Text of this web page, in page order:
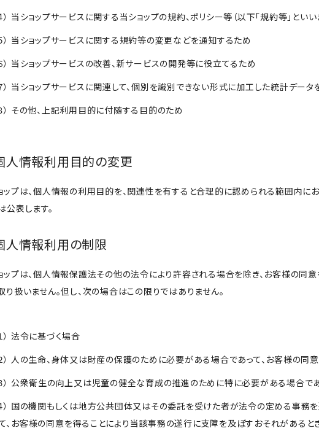
４） 当ショップサービスに関する当ショップの規約、ポリシー等（以下「規約等」と
５） 当ショップサービスに関する規約等の変更などを通知するため
６） 当ショップサービスの改善、新サービスの開発等に役立てるため
７） 当ショップサービスに関連して、個別を識別できない形式に加工した統計デー
８） その他、上記利用目的に付随する目的のため
人情報利用目的の変更
ップは、個人情報の利用目的を、関連性を有すると合理的に認められる範囲内に
公表します。
人情報利用の制限
ップは、個人情報保護法その他の法令により許容される場合を除き、お客様の同
り扱いません。但し、次の場合はこの限りではありません。
１） 法令に基づく場合
２） 人の生命、身体又は財産の保護のために必要がある場合であって、お客様の同
３） 公衆衛生の向上又は児童の健全な育成の推進のために特に必要がある場合で
４） 国の機関もしくは地方公共団体又はその委託を受けた者が法令の定める事
、お客様の同意を得ることにより当該事務の遂行に支障を及ぼすおそれがあると